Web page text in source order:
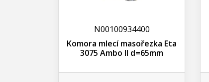
N00100934400
Komora mlecí masořezka Eta
3075 Ambo II d=65mm